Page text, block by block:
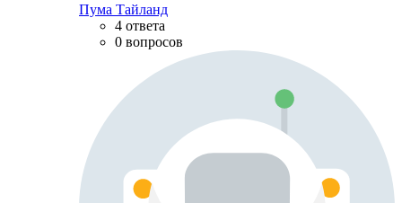
Пума Тайланд
4 ответа
0 вопросов